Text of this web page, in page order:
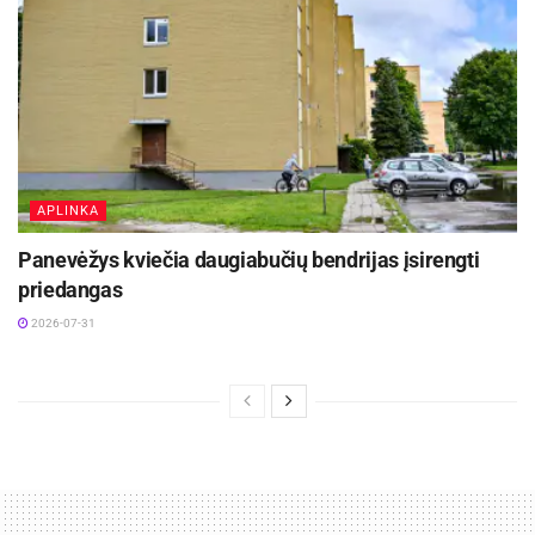
Renginys nemokamas.
Žymos: Panevėžio miesto savivaldybė
APLINKA
Panevėžys kviečia daugiabučių bendrijas įsirengti
priedangas
2026-07-31